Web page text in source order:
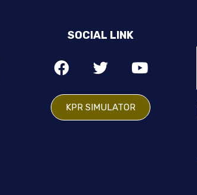
SOCIAL LINK
KPR SIMULATOR